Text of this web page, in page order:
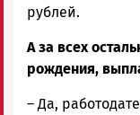
рублей.
А за всех
рождения,
– Да,